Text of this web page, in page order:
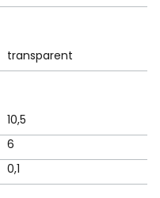
transparent
10,5
6
0,1